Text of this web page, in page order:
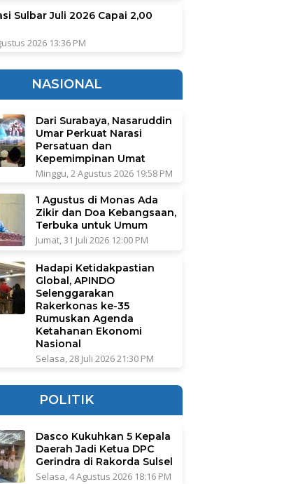
Sulbar Juli 2026 Capai 2,00
2026 13:36 PM
NASIONAL
Dari Surabaya, Nasaruddin
Umar Perkuat Narasi
Persatuan dan
Kepemimpinan Umat
Minggu, 2 Agustus 2026 19:58 PM
1 Agustus di Monas Ada
Zikir dan Doa Kebangsaan,
Terbuka untuk Umum
Jumat, 31 Juli 2026 12:00 PM
Hadapi Ketidakpastian
Global, APINDO
Selenggarakan
Rakerkonas ke-35
Rumuskan Agenda
Ketahanan Ekonomi
Nasional
Selasa, 28 Juli 2026 21:30 PM
POLITIK
Dasco Kukuhkan 5 Kepala
Daerah Jadi Ketua DPC
Gerindra di Rakorda Sulsel
Selasa, 4 Agustus 2026 18:16 PM